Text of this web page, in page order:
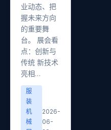
业动态、把
握未来方向
的重要舞
台。 展会看
点：创新与
传统 新技术
亮相…
服
装
机
械
2026-
06-